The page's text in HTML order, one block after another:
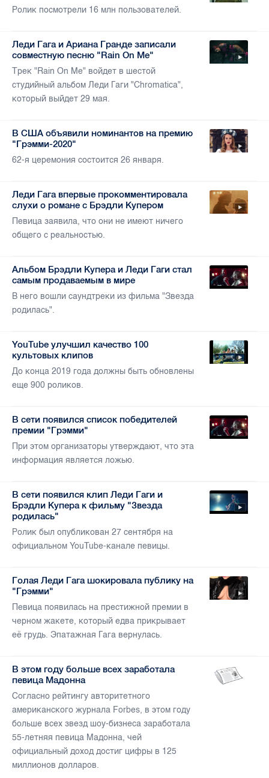
Ролик посмотрели 16 млн пользователей.
Леди Гага и Ариана Гранде записали
совместную песню "Rain On Me"
Трек "Rain On Me" войдет в шестой
студийный альбом Леди Гаги "Chromatica",
который выйдет 29 мая.
В США объявили номинантов на премию
"Грэмми-2020"
62-я церемония состоится 26 января.
Леди Гага впервые прокомментировала
слухи о романе с Брэдли Купером
Певица заявила, что они не имеют ничего
общего с реальностью.
Альбом Брэдли Купера и Леди Гаги стал
самым продаваемым в мире
В него вошли саундтреки из фильма "Звезда
родилась".
YouTube улучшил качество 100
культовых клипов
До конца 2019 года должны быть обновлены
еще 900 роликов.
В сети появился список победителей
премии "Грэмми"
При этом организаторы утверждают, что эта
информация является ложью.
В сети появился клип Леди Гаги и
Брэдли Купера к фильму "Звезда
родилась"
Ролик был опубликован 27 сентября на
официальном YouTube-канале певицы.
Голая Леди Гага шокировала публику на
"Грэмми"
Певица появилась на престижной премии в
черном жакете, который едва прикрывает
её грудь. Эпатажная Гага вернулась.
В этом году больше всех заработала
певица Мадонна
Согласно рейтингу авторитетного
американского журнала Forbes, в этом году
больше всех звезд шоу-бизнеса заработала
55-летняя певица Мадонна, чей
официальный доход достиг цифры в 125
миллионов долларов.